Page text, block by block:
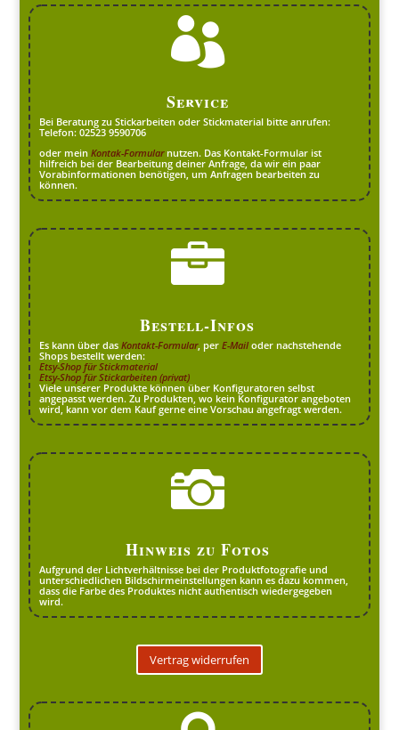

Service
Bei Beratung zu Stickarbeiten oder Stickmaterial bitte anrufen:
Telefon: 02523 9590706
oder meinKontak-Formularnutzen. Das Kontakt-Formular ist
hilfreich bei der Bearbeitung deiner Anfrage, da wir ein paar
Vorabinformationen benötigen, um Anfragen bearbeiten zu
können.

Bestell-Infos
Es kann über dasKontakt-Formular, perE-Mail oder nachstehende
Shops bestellt werden:
Etsy-Shop für Stickmaterial
Etsy-Shop für Stickarbeiten (privat)
Viele unserer Produkte können über Konfiguratoren selbst
angepasst werden. Zu Produkten, wo kein Konfigurator angeboten
wird, kann vor dem Kauf gerne eine Vorschau angefragt werden.

Hinweis zu Fotos
Aufgrund der Lichtverhältnisse bei der Produktfotografie und
unterschiedlichen Bildschirmeinstellungen kann es dazu kommen,
dass die Farbe des Produktes nicht authentisch wiedergegeben
wird.
Vertrag widerrufen